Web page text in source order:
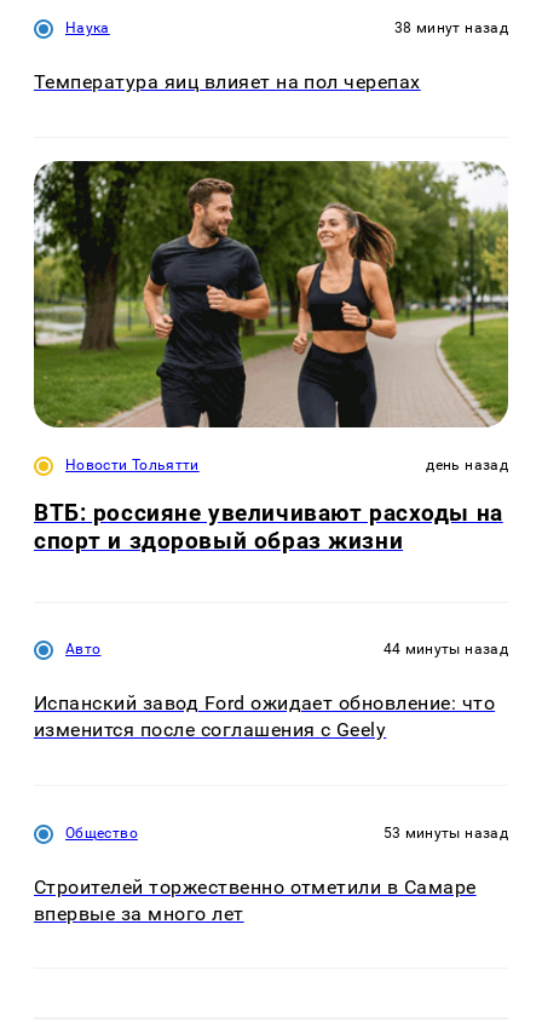
Наука 38 минут назад
Температура яиц влияет на пол черепах
Новости Тольятти день назад
ВТБ: россияне увеличивают расходы на
спорт и здоровый образ жизни
Авто 44 минуты назад
Испанский завод Ford ожидает обновление: что
изменится после соглашения с Geely
Общество 53 минуты назад
Строителей торжественно отметили в Самаре
впервые за много лет